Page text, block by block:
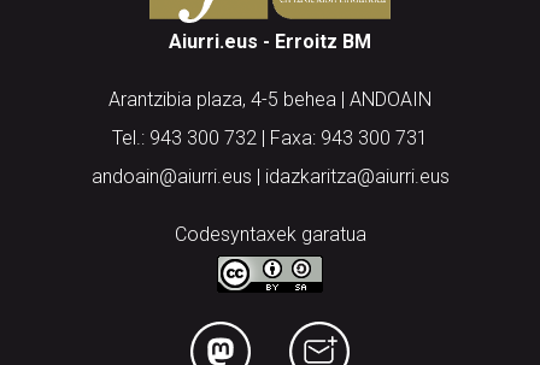
Aiurri.eus - Erroitz BM
Arantzibia plaza, 4-5 behea | ANDOAIN
Tel.: 943 300 732 | Faxa: 943 300 731
andoain@aiurri.eus | idazkaritza@aiurri.eus
Codesyntaxek garatua